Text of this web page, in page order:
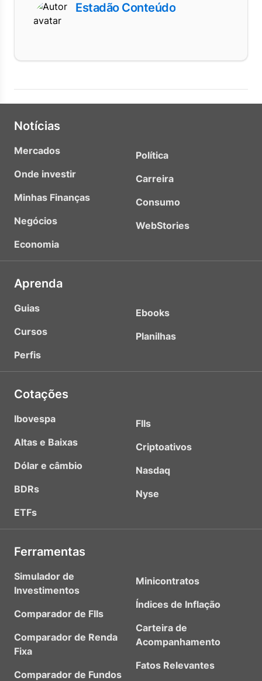
Estadão Conteúdo
Notícias
Mercados
Onde investir
Minhas Finanças
Negócios
Economia
Política
Carreira
Consumo
WebStories
Aprenda
Guias
Cursos
Perfis
Ebooks
Planilhas
Cotações
Ibovespa
Altas e Baixas
Dólar e câmbio
BDRs
ETFs
FIIs
Criptoativos
Nasdaq
Nyse
Ferramentas
Simulador de
Investimentos
Comparador de FIIs
Comparador de Renda
Fixa
Comparador de Fundos
Minicontratos
Índices de Inflação
Carteira de
Acompanhamento
Fatos Relevantes